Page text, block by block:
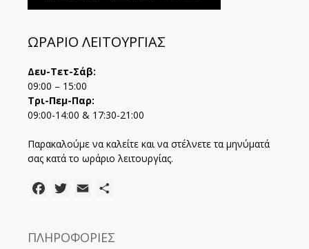
ΩΡΑΡΙΟ ΛΕΙΤΟΥΡΓΙΑΣ
Δευ-Τετ-Σάβ:
09:00 – 15:00
Τρι-Πεμ-Παρ:
09:00-14:00 & 17:30-21:00
Παρακαλούμε να καλείτε και να στέλνετε τα μηνύματά
σας κατά το ωράριο λειτουργίας.
FacebookTwitter
Email
ΠΛΗΡΟΦΟΡΙΕΣ